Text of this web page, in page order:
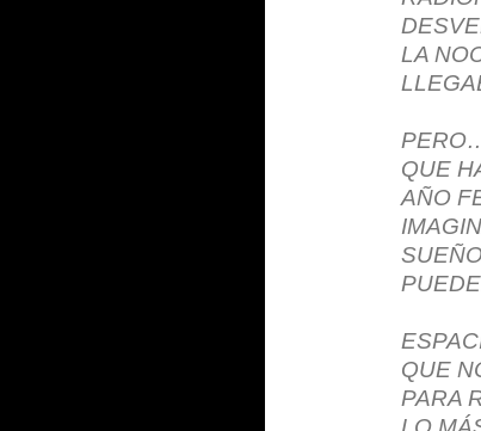
LA
QUE
AÑO
QUE
PARA